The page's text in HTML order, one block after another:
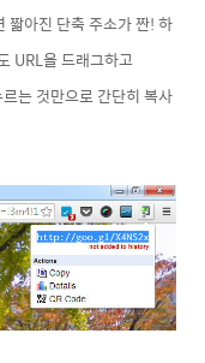
짧아진 단축 주소가 짠! 하
URL을 드래그하고
는 것만으로 간단히 복사